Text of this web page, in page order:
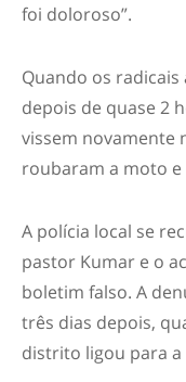
foi doloroso”.
Quando os
depois de quase 2
vissem novamente
roubaram a moto
A polícia local se
pastor Kumar e o
boletim falso. A
três dias depois,
distrito ligou para a